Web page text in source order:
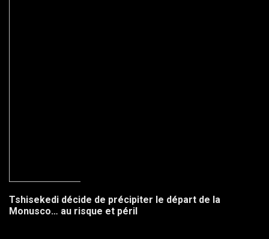
Tshisekedi décide de précipiter le départ de la
Monusco… au risque et péril